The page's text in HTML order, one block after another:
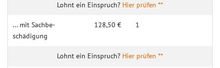
Hier prüfen **
... mit Sachbe­
schädigung
128,50 € 1
Hier prüfen **